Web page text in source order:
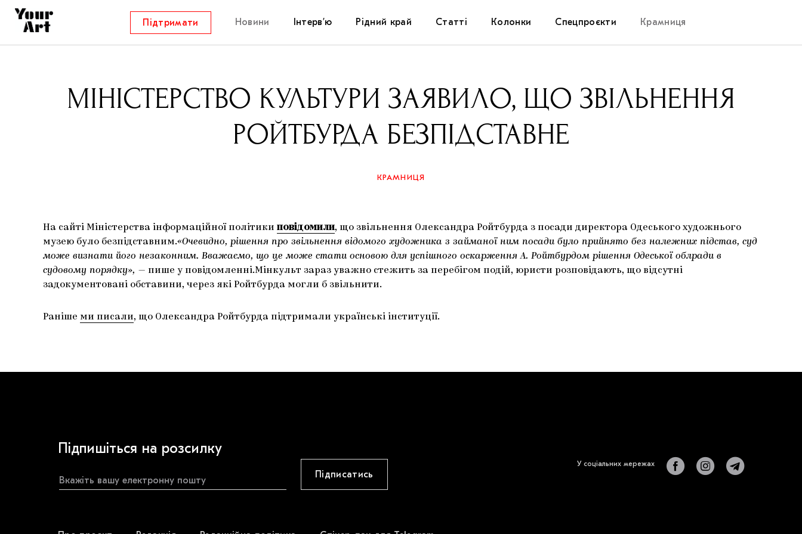
Підтримати Новини Інтерв’ю
Куратори
Архітектура
Рідний край
Самоорганізації
Освіта
Галереї
Артцентри
Статті
Коментарі
Історії
Колонки Спецпроєкти
Запалення
Як підтримувати українське мистецтво
Крамниця
МІНІСТЕРСТВО КУЛЬТУРИ ЗАЯВИЛО, ЩО ЗВІЛЬНЕННЯ
РОЙТБУРДА БЕЗПІДСТАВНЕ
КРАМНИЦЯ
На сайті Міністерства інформаційної політики повідомили, що звільнення Олександра Ройтбурда з посади директора Одеського художнього
музею було безпідставним.«Очевидно, рішення про звільнення відомого художника з займаної ним посади було прийнято без належних підстав, суд
може визнати його незаконним. Вважаємо, що це може стати основою для успішного оскарження А. Ройтбурдом рішення Одеської облради в
судовому порядку», — пише у повідомленні.Мінкульт зараз уважно стежить за перебігом подій, юристи розповідають, що відсутні
задокументовані обставини, через які Ройтбурда могли б звільнити.
Раніше ми писали, що Олександра Ройтбурда підтримали українські інституції.
Підпишіться на розсилку
Підписатись
У соціальних мережах